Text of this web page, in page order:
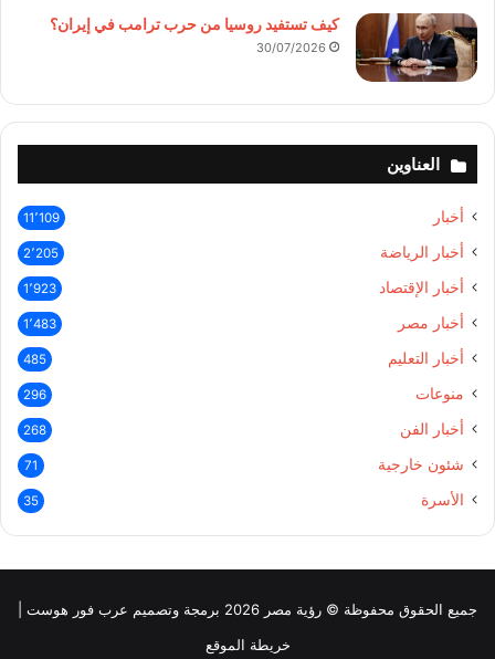
كيف تستفيد روسيا من حرب ترامب في إيران؟
30/07/2026
العناوين
أخبار 11٬109
أخبار الرياضة 2٬205
أخبار الإقتصاد 1٬923
أخبار مصر 1٬483
أخبار التعليم 485
منوعات 296
أخبار الفن 268
شئون خارجية 71
الأسرة 35
جميع الحقوق محفوظة © رؤية مصر 2026 برمجة وتصميم عرب فور هوست |
خريطة الموقع